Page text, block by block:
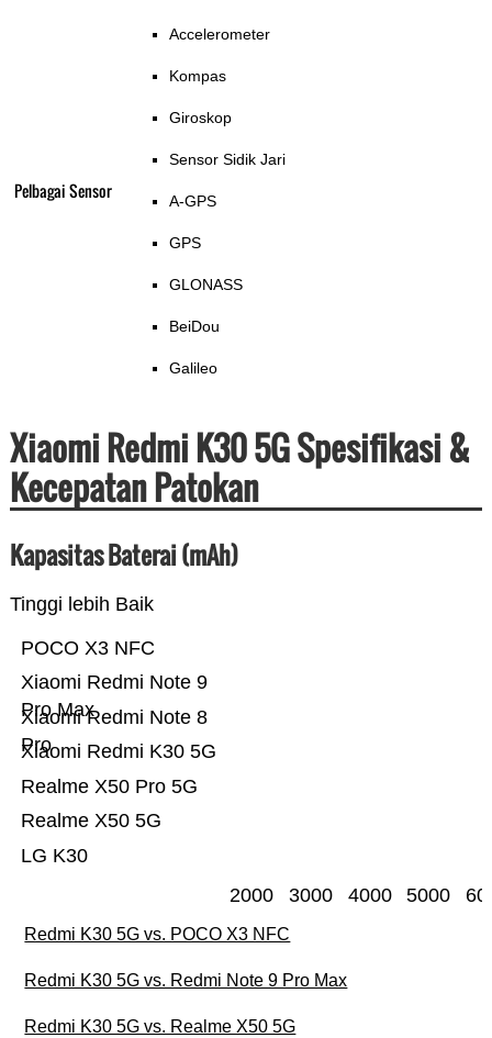
Pelbagai Sensor
Accelerometer
Kompas
Giroskop
Sensor Sidik Jari
A-GPS
GPS
GLONASS
BeiDou
Galileo
Xiaomi Redmi K30 5G Spesifikasi &
Kecepatan Patokan
Kapasitas Baterai (mAh)
Tinggi lebih Baik
LG K30
Realme X50 5G
Realme X50 Pro 5G
Xiaomi Redmi K30 5G
Xiaomi Redmi Note 8
Pro
Xiaomi Redmi Note 9
Pro Max
POCO X3 NFC
2000 3000 4000 5000
Redmi K30 5G vs. POCO X3 NFC
Redmi K30 5G vs. Redmi Note 9 Pro Max
Redmi K30 5G vs. Realme X50 5G